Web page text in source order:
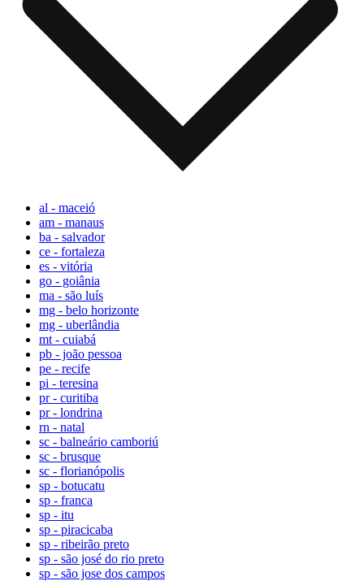
al - maceió
am - manaus
ba - salvador
ce - fortaleza
es - vitória
go - goiânia
ma - são luís
mg - belo horizonte
mg - uberlândia
mt - cuiabá
pb - joão pessoa
pe - recife
pi - teresina
pr - curitiba
pr - londrina
rn - natal
sc - balneário camboriú
sc - brusque
sc - florianópolis
sp - botucatu
sp - franca
sp - itu
sp - piracicaba
sp - ribeirão preto
sp - são josé do rio preto
sp - são jose dos campos